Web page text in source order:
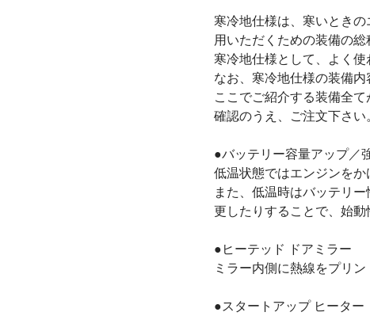
寒冷地仕様は、寒いとき
用いただくための装備の総
寒冷地仕様として、よく使
なお、寒冷地仕様の装備内
ここでご紹介する装備全
確認のうえ、ご注文下さい
●バッテリー容量アップ／
低温状態ではエンジンをか
また、低温時はバッテリ
更したりすることで、始動
●ヒーテッド ドアミラー
ミラー内側に熱線をプリ
●スタートアップ ヒーター